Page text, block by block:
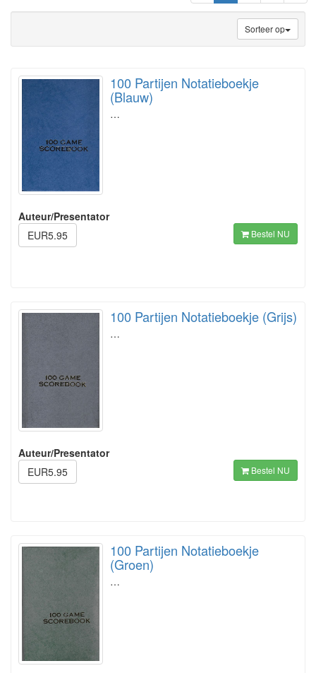
Sorteer op
100 Partijen Notatieboekje
(Blauw)
…
Auteur/Presentator
EUR5.95
Bestel NU
100 Partijen Notatieboekje (Grijs)
…
Auteur/Presentator
EUR5.95
Bestel NU
100 Partijen Notatieboekje
(Groen)
…